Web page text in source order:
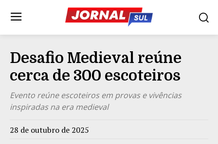
Desafio Medieval reúne
cerca de 300 escoteiros
Evento reúne escoteiros em provas e vivências
inspiradas na era medieval
28 de outubro de 2025